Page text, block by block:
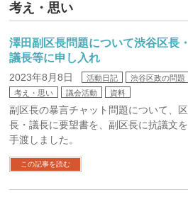
考え・思い
澤田副区長問題について渋谷区長・
議長等に申し入れ
2023年8月8日 活動日記
渋谷区政の問題
考え・思い
議会活動 資料
副区長の暴言チャット問題について、区
長・議長に要望書を、副区長に抗議文を
手渡しました。
この記事を読む